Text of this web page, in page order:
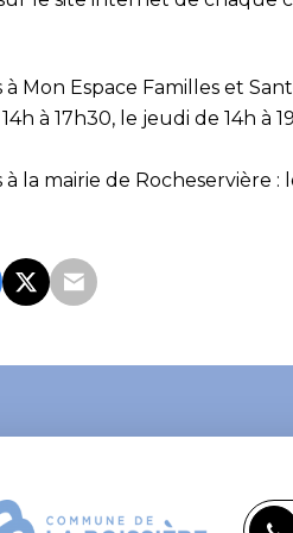
Mon Espace Familles et
à 17h30, le jeudi de 14h à
la mairie de Rocheservière :